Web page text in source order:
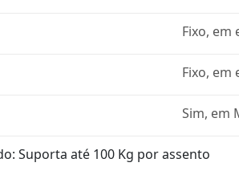
Fixo, em
Fixo, em
Sim, em
Suporta até 100 Kg por assento